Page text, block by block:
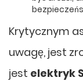
Krytycznym
uwagę, jest
jest elektryk